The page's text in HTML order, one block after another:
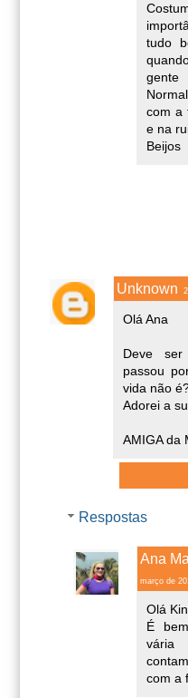
tudo
gente
com a
e na
Beijos
Unknown
Olá Ana
Deve
passou
vida não
Adorei a
AMIGA da
Respostas
Ana
março de
Olá
É
vária
com a